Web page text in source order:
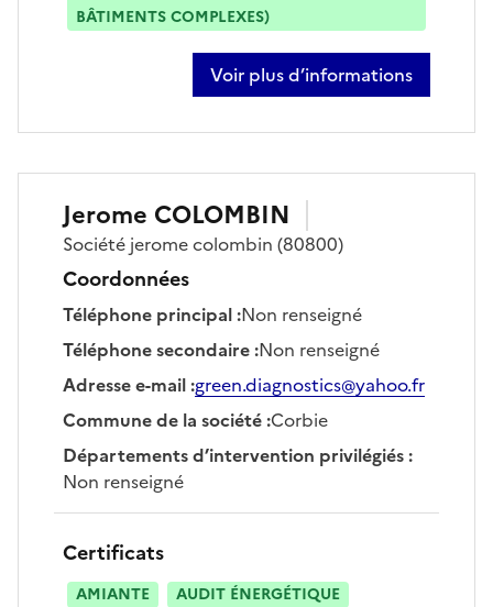
BÂTIMENTS COMPLEXES)
Voir plus d’informations
sur elodie blancke
Jerome COLOMBIN
Société jerome colombin (80800)
Coordonnées
Téléphone principal:Non renseigné
Téléphone secondaire:Non renseigné
Adresse e-mail:green.diagnostics@yahoo.fr
Commune de la société:Corbie
Départements d’intervention privilégiés:
Non renseigné
Certificats
AMIANTE
AUDIT ÉNERGÉTIQUE